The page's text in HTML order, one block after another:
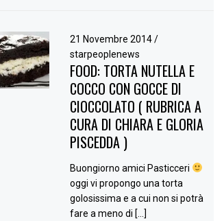
21 Novembre 2014/
starpeoplenews
FOOD: TORTA NUTELLA E
COCCO CON GOCCE DI
CIOCCOLATO ( RUBRICA A
CURA DI CHIARA E GLORIA
PISCEDDA )
Buongiorno amici Pasticceri
oggi vi propongo una torta
golosissima e a cui non si potrà
fare a meno di […]